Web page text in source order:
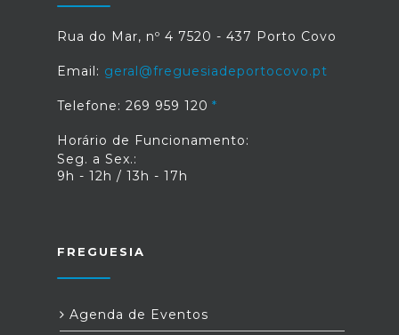
Rua do Mar, nº 4 7520 - 437 Porto Covo
Email: geral@freguesiadeportocovo.pt
Telefone: 269 959 120
Horário de Funcionamento:
Seg. a Sex.:
9h - 12h / 13h - 17h
FREGUESIA
Agenda de Eventos